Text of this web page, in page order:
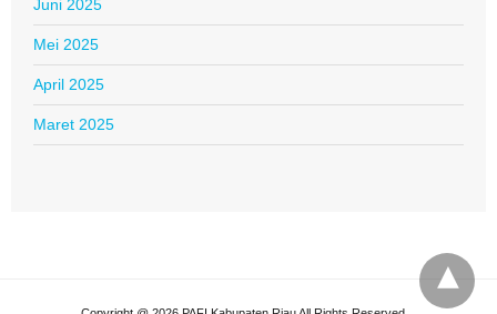
Juni 2025
Mei 2025
April 2025
Maret 2025